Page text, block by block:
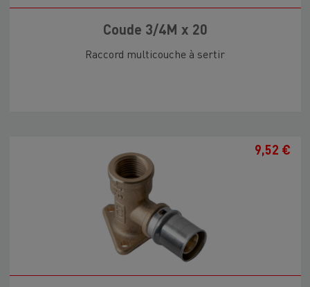
Coude 3/4M x 20
Raccord multicouche à sertir
9,52 €